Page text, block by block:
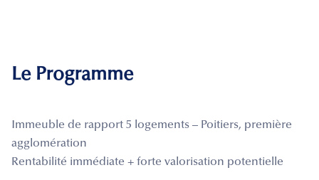
Le Programme
Immeuble de rapport 5 logements – Poitiers, première
agglomération
Rentabilité immédiate + forte valorisation potentielle